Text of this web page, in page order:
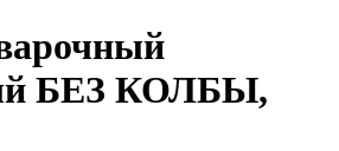
БЕЗ КОЛБЫ,